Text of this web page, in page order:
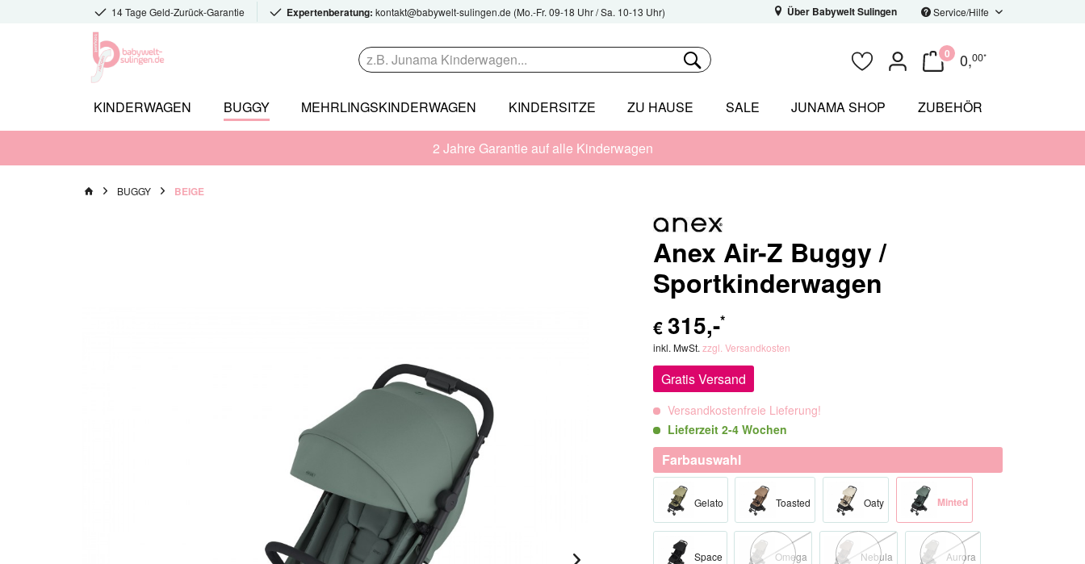
14 Tage Geld-Zurück-Garantie Expertenberatung: kontakt@babywelt-sulingen.de (Mo.-Fr. 09-18 Uhr / Sa. 10-13 Uhr) Über Babywelt Sulingen Service/Hilfe
0 0,00*
KINDERWAGEN BUGGY MEHRLINGSKINDERWAGEN KINDERSITZE ZU HAUSE SALE JUNAMA SHOP ZUBEHÖR
2 Jahre Garantie auf alle Kinderwagen
BUGGY BEIGE
Anex Air-Z Buggy /
Sportkinderwagen
€ 315,-*
inkl. MwSt. zzgl. Versandkosten
Gratis Versand
Versandkostenfreie Lieferung!
Lieferzeit 2-4 Wochen
Farbauswahl
Gelato Toasted Oaty Minted
Space Omega Nebula Aurora